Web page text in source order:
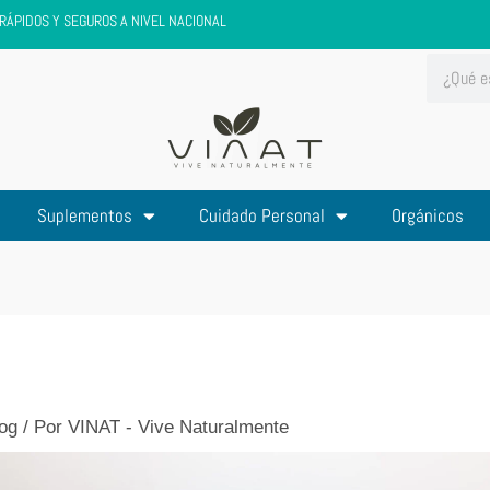
Y SEGUROS A NIVEL NACIONAL
Search
Suplementos Cuidado Personal Orgánicos
/ PorVINAT - Vive Naturalmente